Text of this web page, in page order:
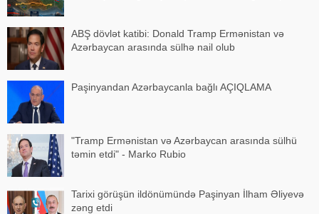
ABŞ dövlət katibi: Donald Tramp Ermənistan və
Azərbaycan arasında sülhə nail olub
Paşinyandan Azərbaycanla bağlı AÇIQLAMA
"Tramp Ermənistan və Azərbaycan arasında sülhü
təmin etdi" - Marko Rubio
Tarixi görüşün ildönümündə Paşinyan İlham Əliyevə
zəng etdi